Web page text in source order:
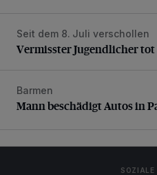
Vermisster Jugendlicher tot
Seit dem 8. Juli verschollen
Vermisster Jugendlicher
Mann beschädigt Autos in
Barmen
Mann beschädigt Autos in
SOZIALE